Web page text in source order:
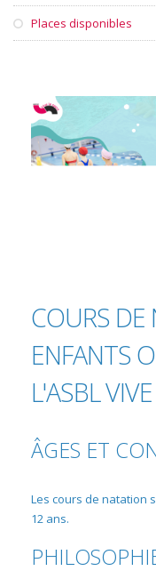
Places disponibles
COURS
ENFANTS
L'ASBL
ÂGES ET
Les cours de natation
12 ans.